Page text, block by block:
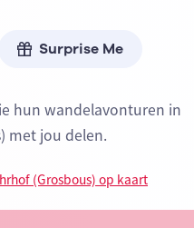
Surprise Me
hun wandelavonturen in
met jou delen.
(Grosbous) op kaart